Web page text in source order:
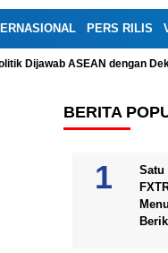
PERS RILIS
Dijawab ASEAN dengan
BERITA
Satu